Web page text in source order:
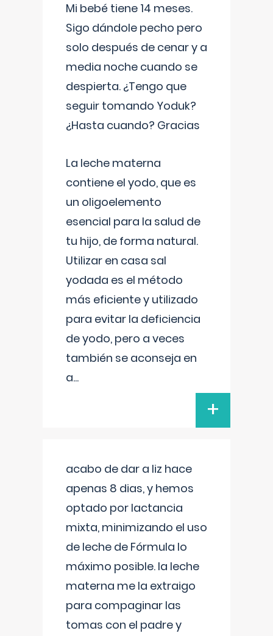
Mi bebé tiene 14 meses.
Sigo dándole pecho pero
solo después de cenar y a
media noche cuando se
despierta. ¿Tengo que
seguir tomando Yoduk?
¿Hasta cuando? Gracias
La leche materna
contiene el yodo, que es
un oligoelemento
esencial para la salud de
tu hijo, de forma natural.
Utilizar en casa sal
yodada es el método
más eficiente y utilizado
para evitar la deficiencia
de yodo, pero a veces
también se aconseja en
a...
+
acabo de dar a liz hace
apenas 8 dias, y hemos
optado por lactancia
mixta, minimizando el uso
de leche de Fórmula lo
máximo posible. la leche
materna me la extraigo
para compaginar las
tomas con el padre y